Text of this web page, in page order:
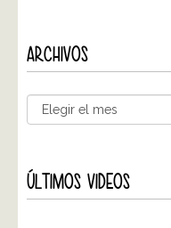
ARCHIVOS
ÚLTIMOS VIDEOS